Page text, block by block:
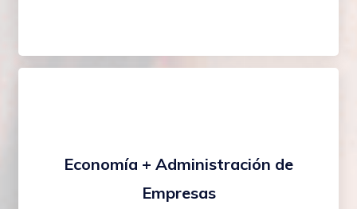
Economía + Administración de
Empresas